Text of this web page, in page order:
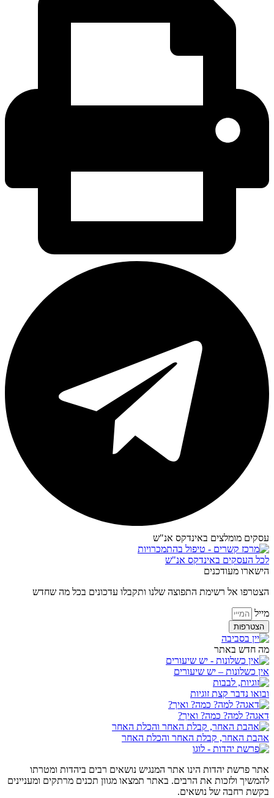
עסקים מומלצים באינדקס אנ"ש​
לכל העסקים באינדקס אנ"ש
הישארו מעודכנים
הצטרפו אל רשימת התפוצה שלנו ותקבלו עדכונים בכל מה שחדש
מייל
הצטרפות
מה חדש באתר
אין כשלונות – יש שיעורים
ובואו נדבר קצת זוגיות
דאגה? למה? כמה? ואיך?
אהבת האחר, קבלת האחר והכלת האחר
אתר פרשת יהדות הינו אתר המנגיש נושאים רבים ביהדות ומטרתו
להמשיך ולזכות את הרבים. באתר תמצאו מגוון תכנים מרתקים ומעניינים
בקשת רחבה של נושאים.